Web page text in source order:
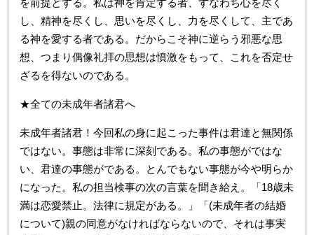
を前提とする。私は神を肯定する者、すなわち心を尽く
し、精神を尽くし、思いを尽くし、力を尽くして、主であ
る神を愛する者である。だからこそ神に逆らう邪悪な思
想、つまり偶像礼拝の思想は憤激をもって、これを否定せ
ざるを得ないのである。
★全ての未成年者諸君へ
未成年者諸君！今回私の身に起こった事件は君達と無関係
ではない。事態は非常に深刻である。私の事態がではな
い、君達の事態がである。とんでもない事態が今や明らか
になった。私の担当検事の次の言葉を聞き給え。「18歳未
満は恋愛禁止。法律に規定がある。」「(未成年者の結婚
について)親の同意がなければならないので、それは事実